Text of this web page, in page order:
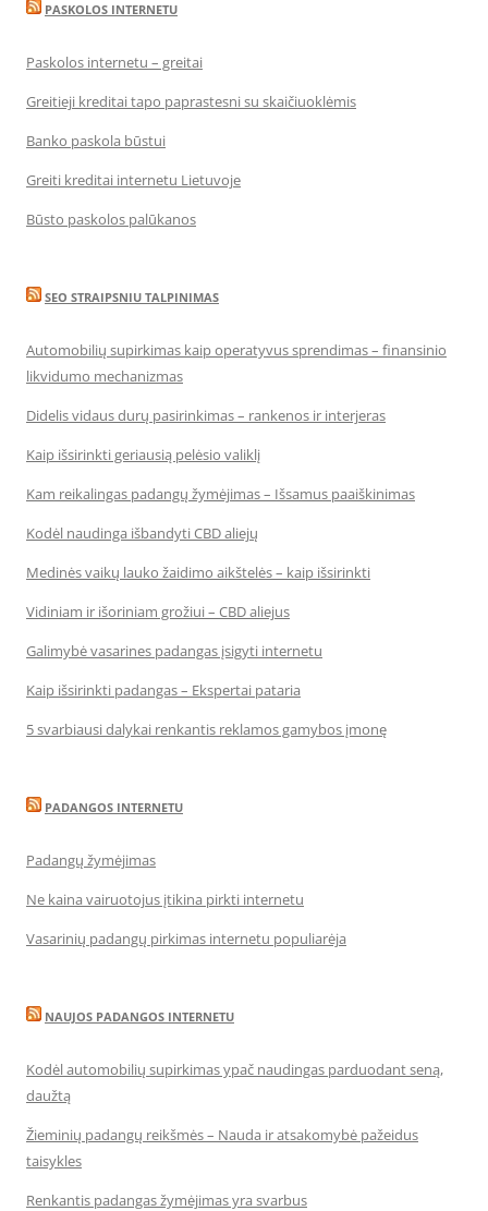
PASKOLOS INTERNETU
Paskolos internetu – greitai
Greitieji kreditai tapo paprastesni su skaičiuoklėmis
Banko paskola būstui
Greiti kreditai internetu Lietuvoje
Būsto paskolos palūkanos
SEO STRAIPSNIU TALPINIMAS
Automobilių supirkimas kaip operatyvus sprendimas – finansinio
likvidumo mechanizmas
Didelis vidaus durų pasirinkimas – rankenos ir interjeras
Kaip išsirinkti geriausią pelėsio valiklį
Kam reikalingas padangų žymėjimas – Išsamus paaiškinimas
Kodėl naudinga išbandyti CBD aliejų
Medinės vaikų lauko žaidimo aikštelės – kaip išsirinkti
Vidiniam ir išoriniam grožiui – CBD aliejus
Galimybė vasarines padangas įsigyti internetu
Kaip išsirinkti padangas – Ekspertai pataria
5 svarbiausi dalykai renkantis reklamos gamybos įmonę
PADANGOS INTERNETU
Padangų žymėjimas
Ne kaina vairuotojus įtikina pirkti internetu
Vasarinių padangų pirkimas internetu populiarėja
NAUJOS PADANGOS INTERNETU
Kodėl automobilių supirkimas ypač naudingas parduodant seną,
daužtą
Žieminių padangų reikšmės – Nauda ir atsakomybė pažeidus
taisykles
Renkantis padangas žymėjimas yra svarbus